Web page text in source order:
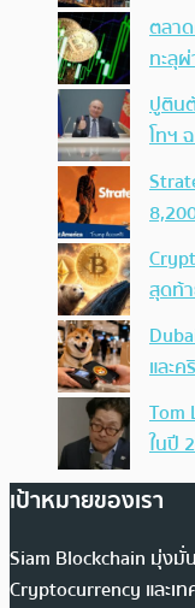
ตลา
ทะลุ
ปูติน
โทฯ
สุดท้
และ
Tom
ในปี
เป้าหมายของเรา
Siam Blockchain มุ่งมั่
Cryptocurrency และเ